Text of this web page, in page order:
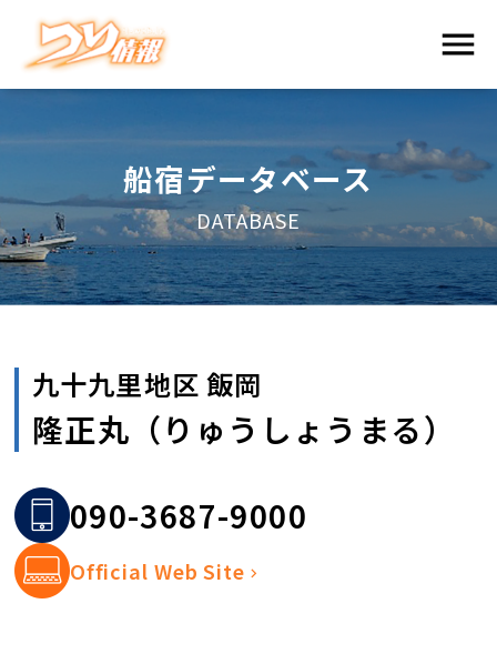
船宿データベース
DATABASE
九十九里地区 飯岡
隆正丸（りゅうしょうまる）
090-3687-9000
Official Web Site